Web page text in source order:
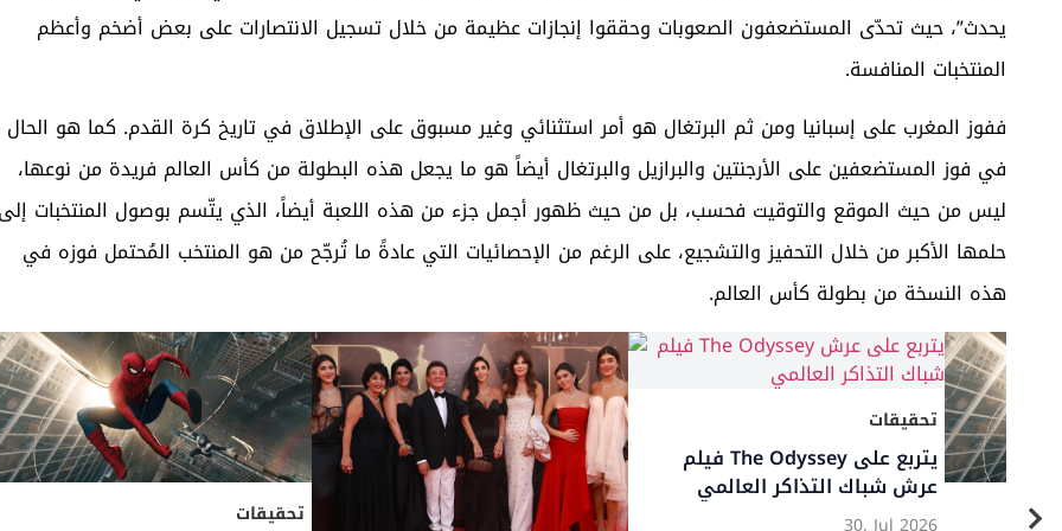
يحدث”، حيث تحدّى المستضعفون الصعوبات وحققوا إنجازات عظيمة من خلال تسجيل الانتصارات على بعض أضخم وأعظم
المنتخبات المنافسة.
ففوز المغرب على إسبانيا ومن ثم البرتغال هو أمر استثنائي وغير مسبوق على الإطلاق في تاريخ كرة القدم. كما هو الحال
في فوز المستضعفين على الأرجنتين والبرازيل والبرتغال أيضاً هو ما يجعل هذه البطولة من كأس العالم فريدة من نوعها،
ليس من حيث الموقع والتوقيت فحسب، بل من حيث ظهور أجمل جزء من هذه اللعبة أيضاً، الذي يتّسم بوصول المنتخبات إلى
حلمها الأكبر من خلال التحفيز والتشجيع، على الرغم من الإحصائيات التي عادةً ما تُرجّح من هو المنتخب المُحتمل فوزه في
هذه النسخة من بطولة كأس العالم.